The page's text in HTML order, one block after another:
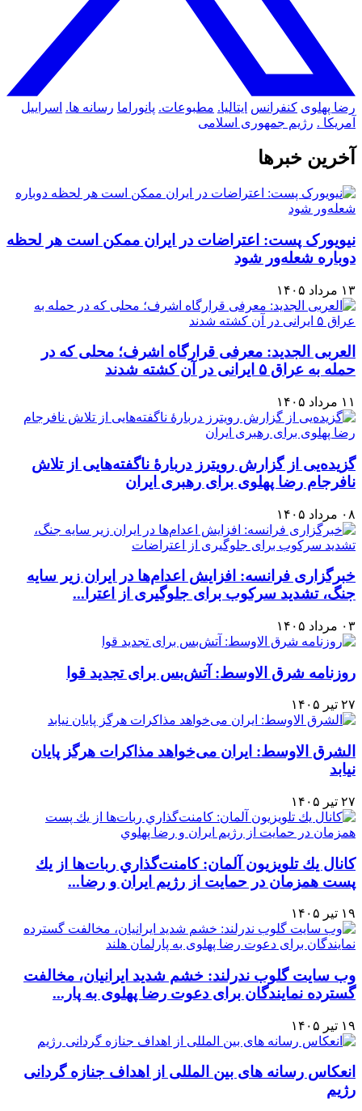
رضا پهلوی کنفرانس ایتالیا. مطبوعات. پانوراما رسانه ها. اسراییل
آمریکا . رژیم جمهوری اسلامی
آخرین خبرها
نیویورک پست: اعتراضات در ایران ممکن است هر لحظه
دوباره شعله‌ور شود
۱۳ مرداد ۱۴۰۵
العربی الجدید: معرفی قرارگاه اشرف؛ محلی که در
حمله به عراق ۵ ایرانی در آن کشته شدند
۱۱ مرداد ۱۴۰۵
گزیده‌یی از گزارش رویترز دربارهٔ ناگفته‌هایی از تلاش
نافرجام رضا پهلوی برای رهبری ایران
۰۸ مرداد ۱۴۰۵
خبرگزاری فرانسه: افزایش اعدام‌ها در ایران زیر سایه
جنگ، تشدید سرکوب برای جلوگیری از اعترا...
۰۳ مرداد ۱۴۰۵
روزنامه شرق الاوسط: آتش‌بس برای تجدید قوا
۲۷ تیر ۱۴۰۵
الشرق الاوسط: ایران می‌خواهد مذاکرات هرگز پایان
نیابد
۲۷ تیر ۱۴۰۵
كانال يك تلويزيون آلمان: كامنت‌گذاري ربات‌ها از يك
پست همزمان در حمايت از رژيم ايران و رضا...
۱۹ تیر ۱۴۰۵
وب سایت گلوب ندرلند: خشم شدید ایرانیان، مخالفت
گسترده نمایندگان برای دعوت رضا پهلوی به پار...
۱۹ تیر ۱۴۰۵
انعکاس رسانه های بین المللی از اهداف جنازه گردانی
رژیم